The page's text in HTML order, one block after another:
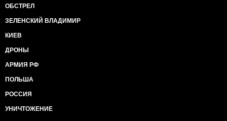
ОБСТРЕЛ
ЗЕЛЕНСКИЙ ВЛАДИМИР
КИЕВ
ДРОНЫ
АРМИЯ РФ
ПОЛЬША
РОССИЯ
УНИЧТОЖЕНИЕ